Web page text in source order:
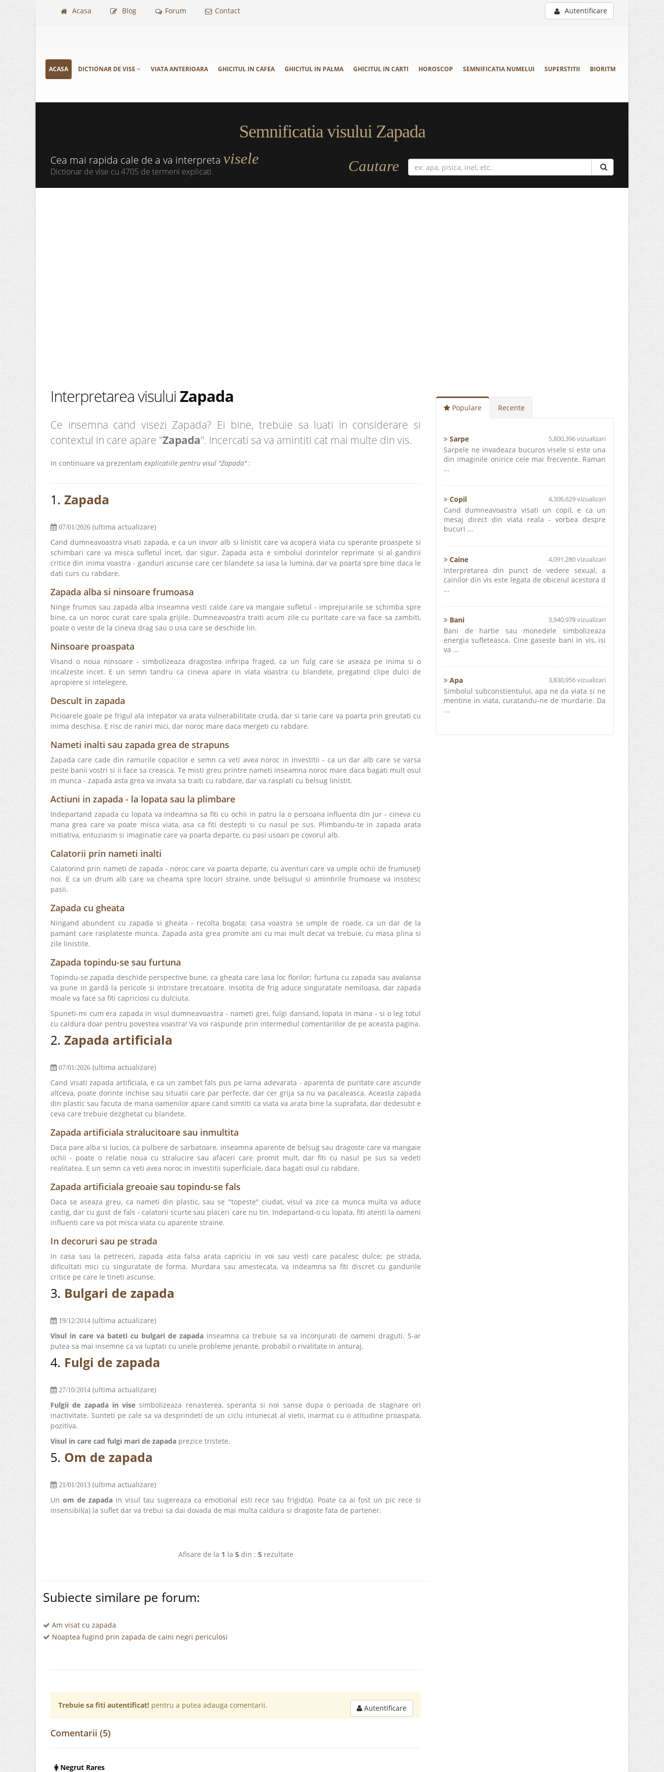
Acasa Blog Forum Contact Autentificare
ACASA DICTIONAR DE VISE VIATA ANTERIOARA GHICITUL IN CAFEA GHICITUL IN PALMA GHICITUL IN CARTI HOROSCOP SEMNIFICATIA NUMELUI SUPERSTITII BIORITM
Semnificatia visului Zapada
Cea mai rapida cale de a va interpreta visele
Dictionar de vise cu 4705 de termeni explicati. Cautare
Interpretarea visuluiZapada
Ce insemna cand visezi Zapada? Ei bine, trebuie sa luati in considerare si
contextul in care apare "Zapada". Incercati sa va amintiti cat mai multe din vis.
In continuare va prezentam explicatiile pentru visul "Zapada":
1. Zapada
07/01/2026 (ultima actualizare)
Cand dumneavoastra visati zapada, e ca un invoir alb si linistit care va acopera viata cu sperante proaspete si
schimbari care va misca sufletul incet, dar sigur. Zapada asta e simbolul dorintelor reprimate si al gandirii
critice din inima voastra - ganduri ascunse care cer blandete sa iasa la lumina, dar va poarta spre bine daca le
dati curs cu rabdare.
Zapada alba si ninsoare frumoasa
Ninge frumos sau zapada alba inseamna vesti calde care va mangaie sufletul - imprejurarile se schimba spre
bine, ca un noroc curat care spala grijile. Dumneavoastra traiti acum zile cu puritate care va face sa zambiti,
poate o veste de la cineva drag sau o usa care se deschide lin.
Ninsoare proaspata
Visand o noua ninsoare - simbolizeaza dragostea infiripa fraged, ca un fulg care se aseaza pe inima si o
incalzeste incet. E un semn tandru ca cineva apare in viata voastra cu blandete, pregatind clipe dulci de
apropiere si intelegere.
Descult in zapada
Picioarele goale pe frigul ala intepator va arata vulnerabilitate cruda, dar si tarie care va poarta prin greutati cu
inima deschisa. E risc de raniri mici, dar noroc mare daca mergeti cu rabdare.
Nameti inalti sau zapada grea de strapuns
Zapada care cade din ramurile copacilor e semn ca veti avea noroc in investitii - ca un dar alb care se varsa
peste banii vostri si ii face sa creasca. Te misti greu printre nameti inseamna noroc mare daca bagati mult osul
in munca - zapada asta grea va invata sa traiti cu rabdare, dar va rasplati cu belsug linistit.
Actiuni in zapada - la lopata sau la plimbare
Indepartand zapada cu lopata va indeamna sa fiti cu ochii in patru la o persoana influenta din jur - cineva cu
mana grea care va poate misca viata, asa ca fiti destepti si cu nasul pe sus. Plimbandu-te in zapada arata
initiativa, entuziasm si imaginatie care va poarta departe, cu pasi usoari pe covorul alb.
Calatorii prin nameti inalti
Calatorind prin nameti de zapada - noroc care va poarta departe, cu aventuri care va umple ochii de frumuseți
noi. E ca un drum alb care va cheama spre locuri straine, unde belsugul si amintirile frumoase va insotesc
pasii.
Zapada cu gheata
Ningand abundent cu zapada si gheata - recolta bogata; casa voastra se umple de roade, ca un dar de la
pamant care rasplateste munca. Zapada asta grea promite ani cu mai mult decat va trebuie, cu masa plina si
zile linistite.
Zapada topindu-se sau furtuna
Topindu-se zapada deschide perspective bune, ca gheata care lasa loc florilor; furtuna cu zapada sau avalansa
va pune in gardă la pericole si intristare trecatoare. Insotita de frig aduce singuratate nemiloasa, dar zapada
moale va face sa fiti capriciosi cu dulciuta.
Spuneti-mi cum era zapada in visul dumneavoastra - nameti grei, fulgi dansand, lopata in mana - si o leg totul
cu caldura doar pentru povestea voastra! Va voi raspunde prin intermediul comentariilor de pe aceasta pagina.
2. Zapada artificiala
07/01/2026 (ultima actualizare)
Cand visati zapada artificiala, e ca un zambet fals pus pe iarna adevarata - aparenta de puritate care ascunde
altceva, poate dorinte inchise sau situatii care par perfecte, dar cer grija sa nu va pacaleasca. Aceasta zapada
din plastic sau facuta de mana oamenilor apare cand simtiti ca viata va arata bine la suprafata, dar dedesubt e
ceva care trebuie dezghetat cu blandete.
Zapada artificiala stralucitoare sau inmultita
Daca pare alba si lucios, ca pulbere de sarbatoare, inseamna aparente de belsug sau dragoste care va mangaie
ochii - poate o relatie noua cu stralucire sau afaceri care promit mult, dar fiti cu nasul pe sus sa vedeti
realitatea. E un semn ca veti avea noroc in investitii superficiale, daca bagati osul cu rabdare.
Zapada artificiala greoaie sau topindu-se fals
Daca se aseaza greu, ca nameti din plastic, sau se "topeste" ciudat, visul va zice ca munca multa va aduce
castig, dar cu gust de fals - calatorii scurte sau placeri care nu tin. Indepartand-o cu lopata, fiti atenti la oameni
influenti care va pot misca viata cu aparente straine.
In decoruri sau pe strada
In casa sau la petreceri, zapada asta falsa arata capriciu in voi sau vesti care pacalesc dulce; pe strada,
dificultati mici cu singuratate de forma. Murdara sau amestecata, va indeamna sa fiti discret cu gandurile
critice pe care le tineti ascunse.
3. Bulgari de zapada
19/12/2014 (ultima actualizare)
Visul in care va bateti cu bulgari de zapada inseamna ca trebuie sa va inconjurati de oameni draguti. S-ar
putea sa mai insemne ca va luptati cu unele probleme jenante, probabil o rivalitate in anturaj.
4. Fulgi de zapada
27/10/2014 (ultima actualizare)
Fulgii de zapada in vise simbolizeaza renasterea, speranta si noi sanse dupa o perioada de stagnare ori
inactivitate. Sunteti pe cale sa va desprindeti de un ciclu intunecat al vietii, inarmat cu o atitudine proaspata,
pozitiva.
Visul in care cad fulgi mari de zapada prezice tristete.
5. Om de zapada
21/01/2013 (ultima actualizare)
Un om de zapadain visul tau sugereaza ca emotional esti rece sau frigid(a). Poate ca ai fost un pic rece si
insensibil(a) la suflet dar va trebui sa dai dovada de mai multa caldura si dragoste fata de partener.
Afisare de la 1 la 5din : 5rezultate
Subiecte similare pe forum:
Am visat cu zapada
Noaptea fugind prin zapada de caini negri periculosi
Trebuie sa fiti autentificat! pentru a putea adauga comentarii. Autentificare
Comentarii (5)
Negrut Rares
Populare Recente
Sarpe 5,800,396 vizualizari
Sarpele ne invadeaza bucuros visele si este una
din imaginile onirice cele mai frecvente. Raman
...
Copil 4,306,629 vizualizari
Cand dumneavoastra visati un copil, e ca un
mesaj direct din viata reala - vorbea despre
bucuri ...
Caine 4,091,280 vizualizari
Interpretarea din punct de vedere sexual, a
cainilor din vis este legata de obiceiul acestora d
...
Bani 3,940,978 vizualizari
Bani de hartie sau monedele simbolizeaza
energia sufleteasca. Cine gaseste bani in vis, isi
va ...
Apa 3,830,956 vizualizari
Simbolul subconstientului, apa ne da viata si ne
mentine in viata, curatandu-ne de murdarie. Da
...